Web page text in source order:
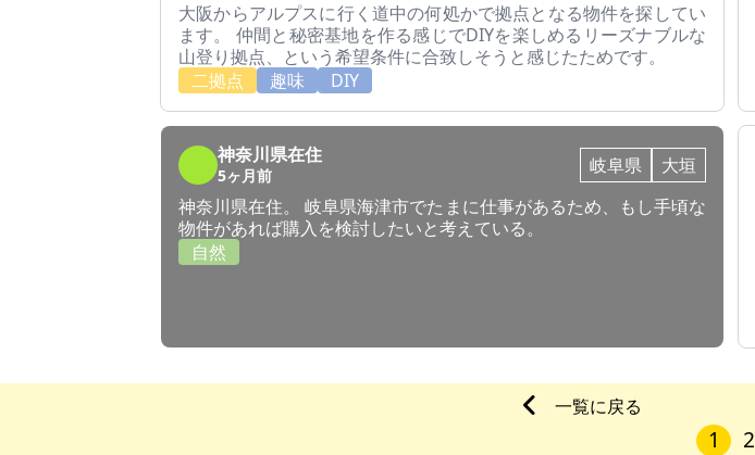
大阪からアルプスに行く道中の何処かで拠点となる物件を探してい
ます。 仲間と秘密基地を作る感じでDIYを楽しめるリーズナブルな
山登り拠点、という希望条件に合致しそうと感じたためです。
二拠点
趣味 DIY
神奈川県在住
5ヶ月前 岐阜県
大垣
神奈川県在住。 岐阜県海津市でたまに仕事があるため、もし手頃な
物件があれば購入を検討したいと考えている。
自然
一覧に戻る
1 2